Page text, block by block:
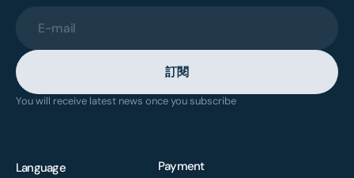
E-mail
訂閱
You will receive latest news once you subscribe
Language Payment